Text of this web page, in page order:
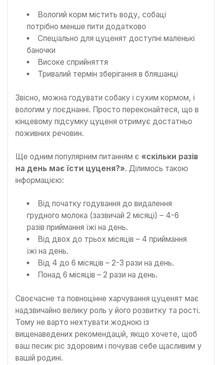
Вологий корм містить воду, собаці
потрібно менше пити додатково
Спеціально для цуценят доступні маленькі
баночки
Високе сприйняття
Тривалий термін зберігання в бляшанці
Звісно, можна годувати собаку і сухим кормом, і
вологим у поєднанні. Просто переконайтеся, що в
кінцевому підсумку цуценя отримує достатньо
поживних речовин.
Ще одним популярним питанням є «скільки разів
на день має їсти цуценя?». Ділимось такою
інформацією:
Від початку годування до видалення
грудного молока (зазвичай 2 місяці) – 4-6
разів приймання їжі на день.
Від двох до трьох місяців – 4 приймання
їжі на день.
Від 4 до 6 місяців – 2-3 рази на день.
Понад 6 місяців – 2 рази на день.
Своєчасне та повноцінне харчування цуценят має
надзвичайно велику роль у його розвитку та рості.
Тому не варто нехтувати жодною із
вищенаведених рекомендацій, якщо хочете, щоб
ваш песик ріс здоровим і почував себе щасливим у
вашій родині.